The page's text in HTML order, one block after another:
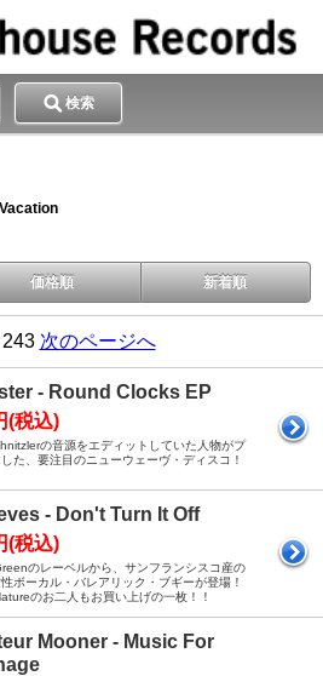
検索
価格順 新着順
243 次のページへ
- Round Clocks EP
(税込)
の音源をエディットしていた人物がプ
た、要注目のニューウェーヴ・ディスコ！
- Don't Turn It Off
(税込)
のレーベルから、サンフランシスコ産の
ボーカル・バレアリック・ブギーが登場！
のお二人もお買い上げの一枚！！
Mooner - Music For